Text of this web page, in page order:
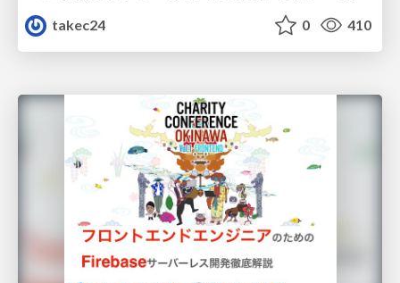
takec24
0 410